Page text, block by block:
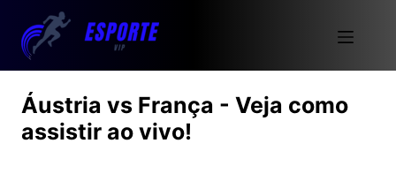
Áustria vs França - Veja como
assistir ao vivo!